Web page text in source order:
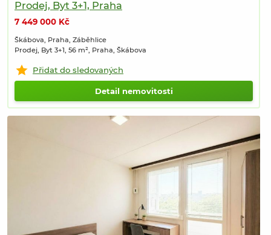
Prodej, Byt 3+1, Praha
7 449 000 Kč
Škábova, Praha, Záběhlice
Prodej, Byt 3+1, 56 m², Praha, Škábova
Přidat do sledovaných
Detail nemovitosti